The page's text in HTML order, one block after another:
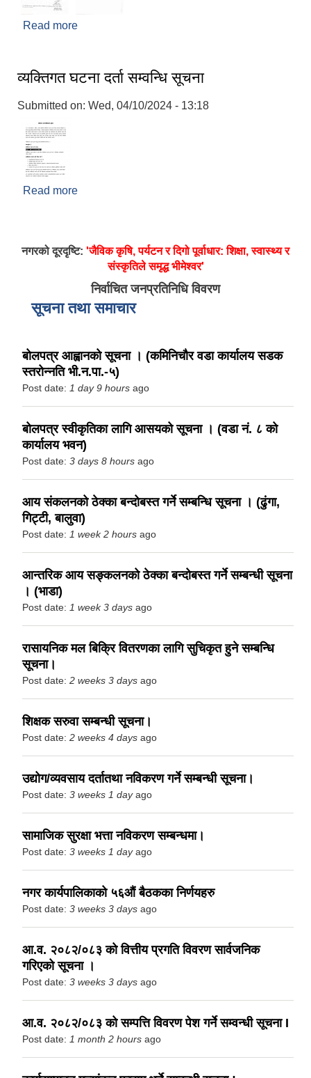
Read more
व्यक्तिगत घटना दर्ता सम्वन्धि सूचना
Submitted on: Wed, 04/10/2024 - 13:18
Read more
नगरको दूरदृष्टि: 'जैविक कृषि, पर्यटन र दिगो पूर्वाधार: शिक्षा, स्वास्थ्य र
संस्कृतिले समृद्ध भीमेश्वर'
निर्वाचित जनप्रतिनिधि विवरण
सूचना तथा समाचार
बोलपत्र आह्वानको सूचना । (कमिनिचौर वडा कार्यालय सडक
स्तरोन्नति भी.न.पा.-५)
Post date: 1 day 9 hours ago
बोलपत्र स्वीकृतिका लागि आसयको सूचना । (वडा नं. ८ को
कार्यालय भवन)
Post date: 3 days 8 hours ago
आय संकलनको ठेक्का बन्दोबस्त गर्ने सम्बन्धि सूचना । (ढुंगा,
गिट्टी, बालुवा)
Post date: 1 week 2 hours ago
आन्तरिक आय सङ्कलनको ठेक्का बन्दोबस्त गर्ने सम्बन्धी सूचना
। (भाडा)
Post date: 1 week 3 days ago
रासायनिक मल बिक्रि वितरणका लागि सुचिकृत हुने सम्बन्धि
सूचना।
Post date: 2 weeks 3 days ago
शिक्षक सरुवा सम्बन्धी सूचना।
Post date: 2 weeks 4 days ago
उद्योग/व्यवसाय दर्तातथा नविकरण गर्ने सम्बन्धी सूचना।
Post date: 3 weeks 1 dayago
सामाजिक सुरक्षा भत्ता नविकरण सम्बन्धमा।
Post date: 3 weeks 1 dayago
नगर कार्यपालिकाको ५६औं बैठकका निर्णयहरु
Post date: 3 weeks 3 days ago
आ.व. २०८२/०८३ को वित्तीय प्रगति विवरण सार्वजनिक
गरिएको सूचना ।
Post date: 3 weeks 3 days ago
आ.व. २०८२/०८३ को सम्पत्ति विवरण पेश गर्ने सम्वन्धी सूचना I
Post date: 1 month 2 hours ago